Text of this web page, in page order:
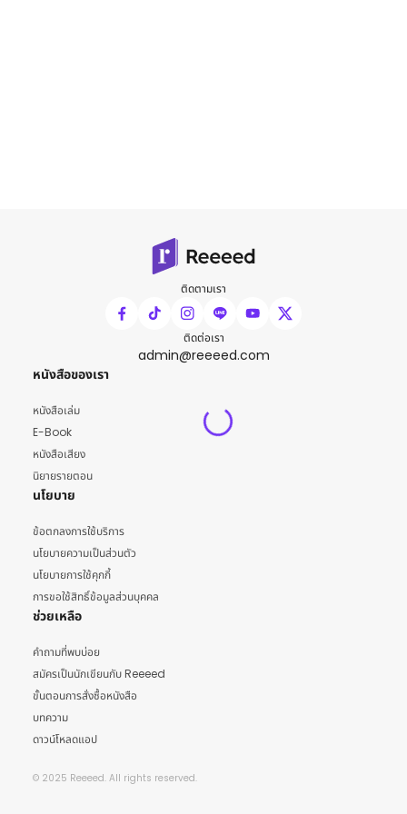
ติดตามเรา
ติดต่อเรา
admin@reeeed.com
หนังสือของเรา
หนังสือเล่ม
E-Book
หนังสือเสียง
นิยายรายตอน
นโยบาย
ข้อตกลงการใช้บริการ
นโยบายความเป็นส่วนตัว
นโยบายการใช้คุกกี้
การขอใช้สิทธิ์ข้อมูลส่วนบุคคล
ช่วยเหลือ
คำถามที่พบบ่อย
สมัครเป็นนักเขียนกับ Reeeed
ขั้นตอนการสั่งซื้อหนังสือ
บทความ
ดาวน์โหลดแอป
© 2025 Reeeed. All rights reserved.